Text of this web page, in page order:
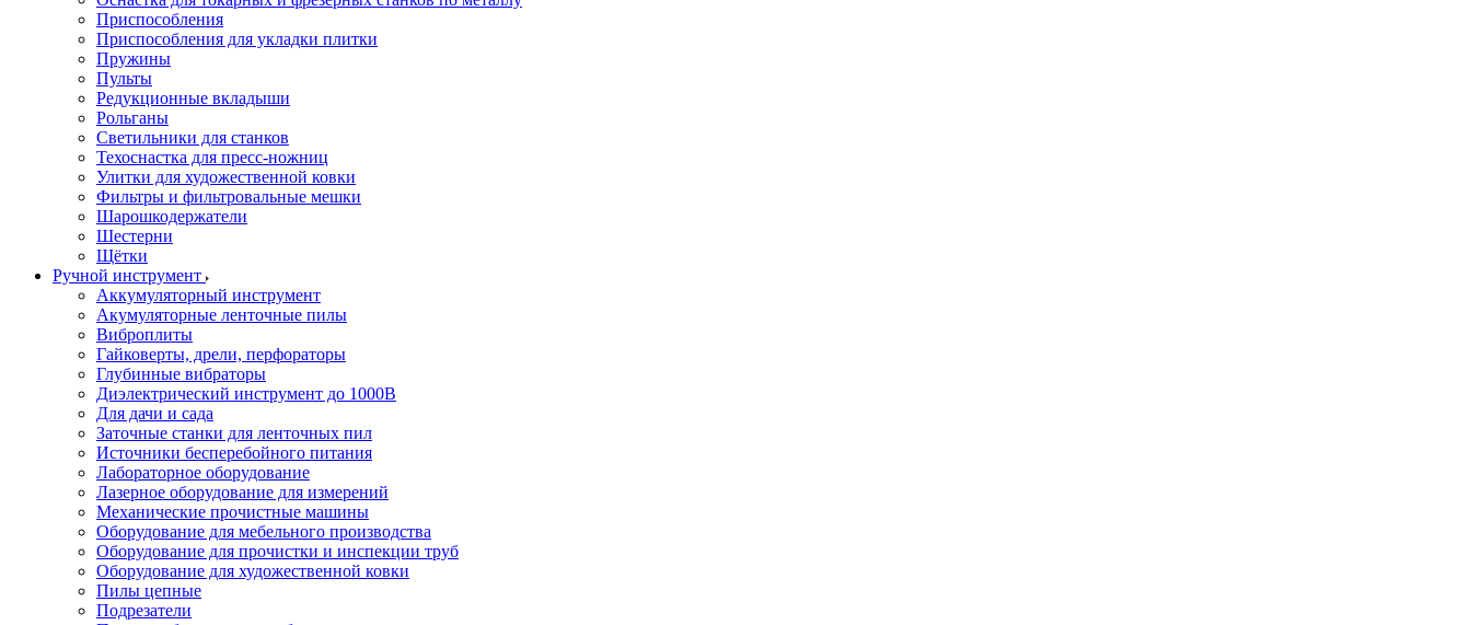
Приспособления
Приспособления для укладки плитки
Пружины
Пульты
Редукционные вкладыши
Рольганы
Светильники для станков
Техоснастка для пресс-ножниц
Улитки для художественной ковки
Фильтры и фильтровальные мешки
Шарошкодержатели
Шестерни
Щётки
Ручной инструмент
Аккумуляторный инструмент
Акумуляторные ленточные пилы
Виброплиты
Гайковерты, дрели, перфораторы
Глубинные вибраторы
Диэлектрический инструмент до 1000В
Для дачи и сада
Заточные станки для ленточных пил
Источники бесперебойного питания
Лабораторное оборудование
Лазерное оборудование для измерений
Механические прочистные машины
Оборудование для мебельного производства
Оборудование для прочистки и инспекции труб
Оборудование для художественной ковки
Пилы цепные
Подрезатели